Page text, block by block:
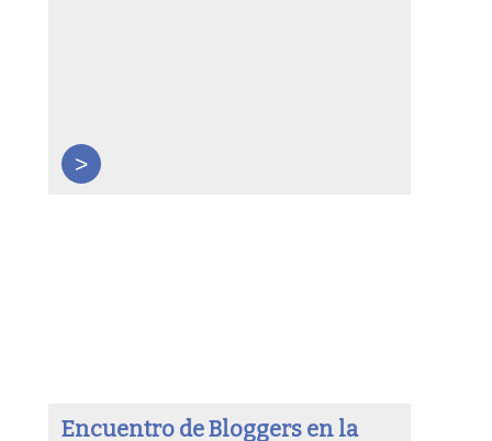
>
Encuentro de Bloggers en la